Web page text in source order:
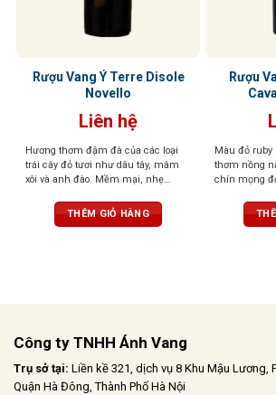
Rượu Vang Ý Terre Disole
Novello
Liên hệ
Hương thơm đậm đà của các loại
trái cây đỏ tươi như dâu tây, mâm
xôi và anh đào. Mềm mại, nhẹ
chua nhẹ. Hương vị trái cây tươi
mát đặc trưng giúp loại rượu này trở
THÊM GIỎ HÀNG
Rượu
Màu đỏ
thơm nồng
chín mọng
cacao.
mà mềm
Công ty TNHH Ánh Vang
Trụ sở tại: Liền kề 321, dịch vụ 8 Khu Mậu Lương,
Quận Hà Đông, Thành Phố Hà Nội